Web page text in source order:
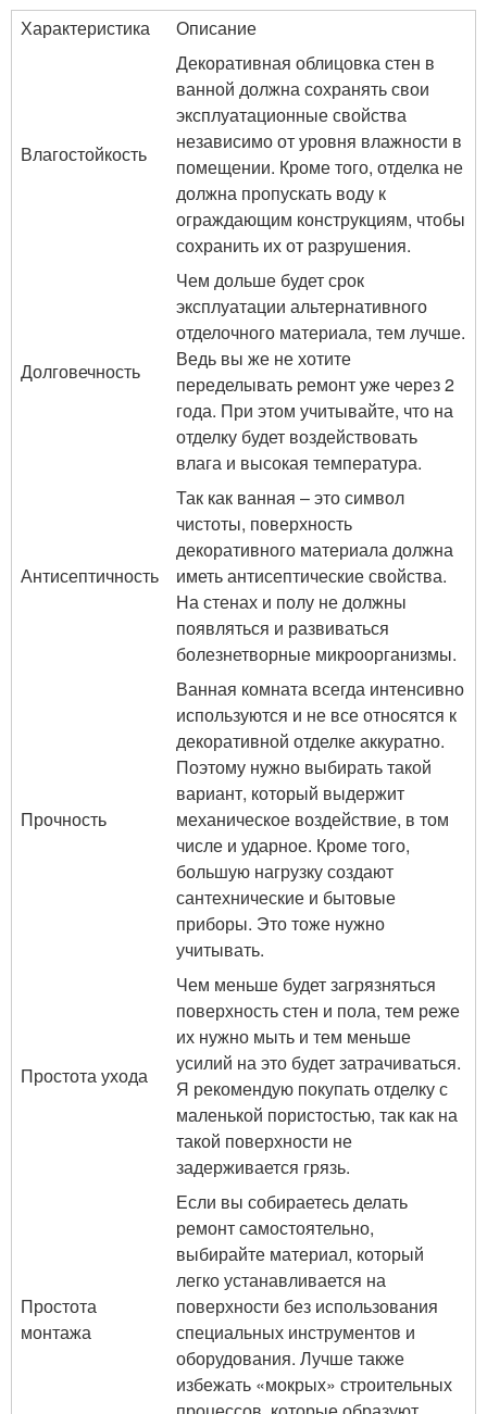
Характеристика
Описание
Влагостойкость
Декоративная облицовка стен в
ванной должна сохранять свои
эксплуатационные свойства
независимо от уровня влажности в
помещении. Кроме того, отделка не
должна пропускать воду к
ограждающим конструкциям, чтобы
сохранить их от разрушения.
Долговечность
Чем дольше будет срок
эксплуатации альтернативного
отделочного материала, тем лучше.
Ведь вы же не хотите
переделывать ремонт уже через 2
года. При этом учитывайте, что на
отделку будет воздействовать
влага и высокая температура.
Антисептичность
Так как ванная – это символ
чистоты, поверхность
декоративного материала должна
иметь антисептические свойства.
На стенах и полу не должны
появляться и развиваться
болезнетворные микроорганизмы.
Прочность
Ванная комната всегда интенсивно
используются и не все относятся к
декоративной отделке аккуратно.
Поэтому нужно выбирать такой
вариант, который выдержит
механическое воздействие, в том
числе и ударное. Кроме того,
большую нагрузку создают
сантехнические и бытовые
приборы. Это тоже нужно
учитывать.
Простота ухода
Чем меньше будет загрязняться
поверхность стен и пола, тем реже
их нужно мыть и тем меньше
усилий на это будет затрачиваться.
Я рекомендую покупать отделку с
маленькой пористостью, так как на
такой поверхности не
задерживается грязь.
Простота
монтажа
Если вы собираетесь делать
ремонт самостоятельно,
выбирайте материал, который
легко устанавливается на
поверхности без использования
специальных инструментов и
оборудования. Лучше также
избежать «мокрых» строительных